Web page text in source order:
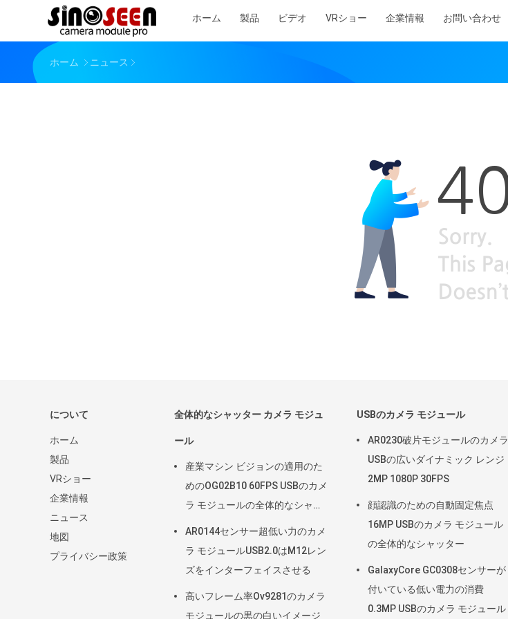
ホーム 製品 ビデオ VRショー 企業情報 お問い合わせ
ホーム ニュース
について
ホーム
製品
VRショー
企業情報
ニュース
地図
プライバシー政策
全体的なシャッター カメラ モジュ
ール
産業マシン ビジョンの適用のた
めのOG02B10 60FPS USBのカメ
ラ モジュールの全体的なシャッ
AR0144センサー超低い力のカメ
ラ モジュールUSB2.0はM12レン
ズをインターフェイスさせる
高いフレーム率Ov9281のカメラ
モジュールの黒の白いイメージ
USBのカメラ モジュール
AR0230破片モジュールのカメラ
USBの広いダイナミック レンジ
2MP 1080P 30FPS
顔認識のための自動固定焦点
16MP USBのカメラ モジュール
の全体的なシャッター
GalaxyCore GC0308センサーが
付いている低い電力の消費
0.3MP USBのカメラ モジュール